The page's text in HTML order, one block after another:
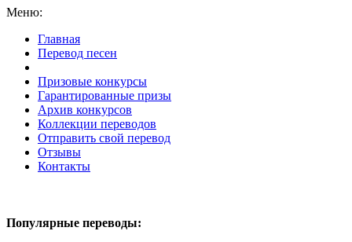
Меню:
Главная
Перевод песен
Призовые конкурсы
Гарантированные призы
Архив конкурсов
Коллекции переводов
Отправить свой перевод
Отзывы
Контакты
Популярные переводы: